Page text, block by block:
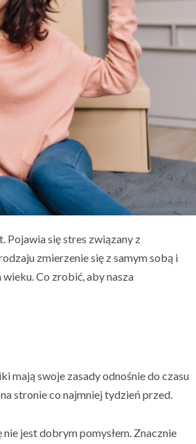
Pojawia się stres związany z
zmierzenie się z samym sobą i
Co zrobić, aby nasza
mają swoje zasady odnośnie do czasu
stronie co najmniej tydzień przed.
jest dobrym pomysłem. Znacznie